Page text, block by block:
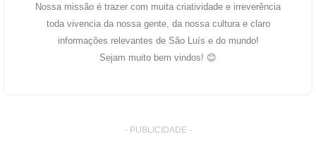
Nossa missão é trazer com muita criatividade e irreverência
toda vivencia da nossa gente, da nossa cultura e claro
informações relevantes de São Luís e do mundo!
Sejam muito bem vindos! 😊
- PUBLICIDADE -